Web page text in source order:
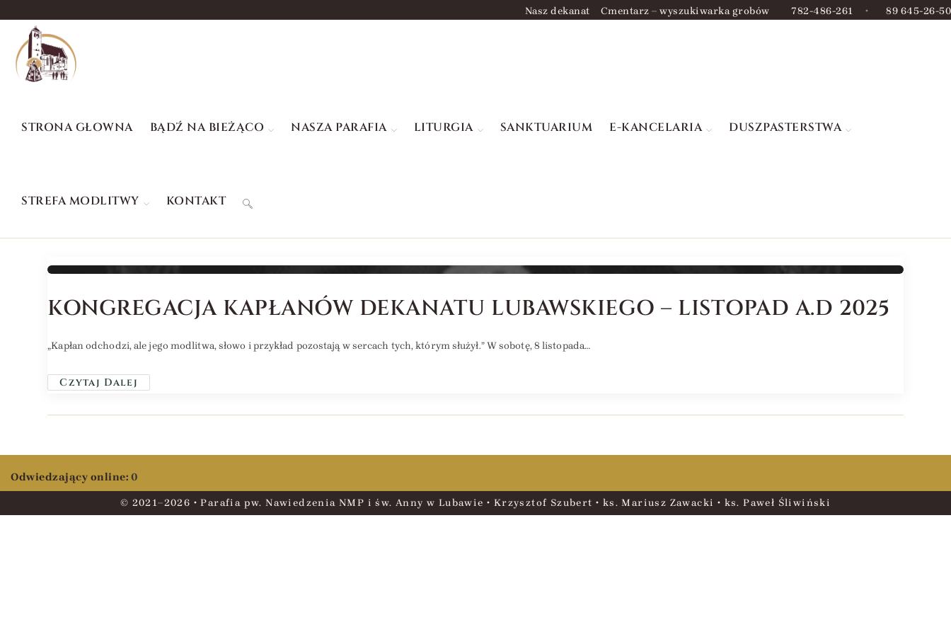
Nasz dekanat Cmentarz – wyszukiwarka grobów 782-486-261 • 89 645-26-50
STRONA GŁOWNA BĄDŹ NA BIEŻĄCO NASZA PARAFIA LITURGIA SANKTUARIUM E-KANCELARIA DUSZPASTERSTWA
STREFA MODLITWY KONTAKT
KONGREGACJA KAPŁANÓW DEKANATU LUBAWSKIEGO – LISTOPAD A.D 2025
„Kapłan odchodzi, ale jego modlitwa, słowo i przykład pozostają w sercach tych, którym służył.” W sobotę, 8 listopada…
Czytaj Dalej
Odwiedzający online: 0
© 2021–2026 • Parafia pw. Nawiedzenia NMP i św. Anny w Lubawie • Krzysztof Szubert • ks. Mariusz Zawacki • ks. Paweł Śliwiński